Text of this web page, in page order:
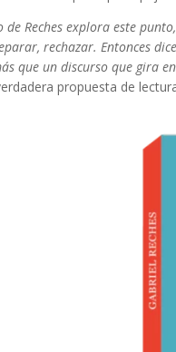
de Reches explora este
rechazar. Entonces
que un discurso que gira
propuesta de